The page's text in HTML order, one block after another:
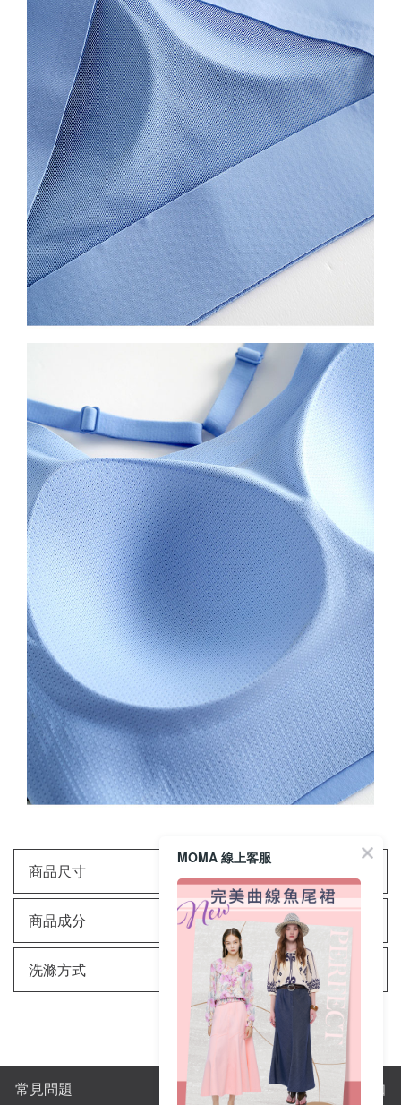
商品尺寸
商品成分
洗滌方式
常見問題 購物須知
MOMA 線上客服